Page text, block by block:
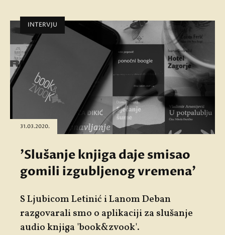
INTERVJU
31.03.2020.
'Slušanje knjiga daje smisao
gomili izgubljenog vremena'
S Ljubicom Letinić i Lanom Deban
razgovarali smo o aplikaciji za slušanje
audio knjiga 'book&zvook'.